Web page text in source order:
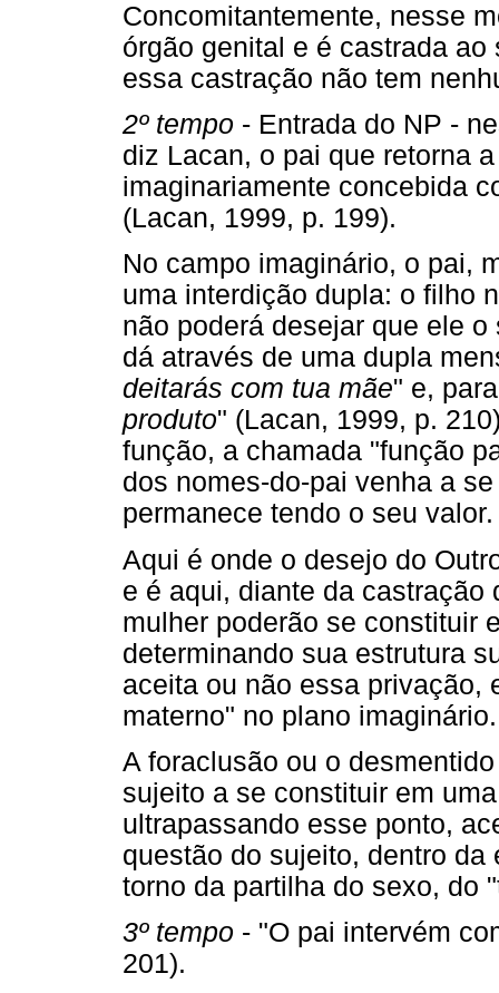
Concomitantemente, nesse
órgão genital e é castrada
essa castração não tem
2º tempo - Entrada do NP -
diz Lacan, o pai que retorna
imaginariamente concebida
(Lacan, 1999, p. 199).
No campo imaginário, o pai,
uma interdição dupla: o filho
não poderá desejar que ele
dá através de uma dupla
deitarás com tua mãe" e,
produto" (Lacan, 1999, p.
função, a chamada "função
dos nomes-do-pai venha a
permanece tendo o seu valor.
Aqui é onde o desejo do
e é aqui, diante da castração
mulher poderão se constituir
determinando sua estrutura
aceita ou não essa privação,
materno" no plano imaginário.
A foraclusão ou o
sujeito a se constituir em
ultrapassando esse ponto,
questão do sujeito, dentro
torno da partilha do sexo, do
3º tempo - "O pai intervém
201).